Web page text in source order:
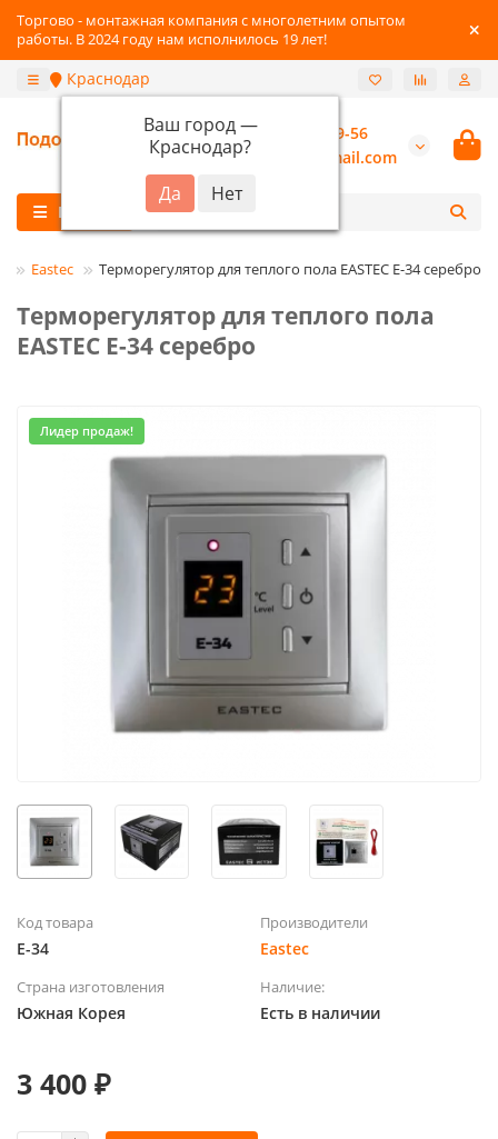
Торгово - монтажная компания с многолетним опытом
работы. В 2024 году нам исполнилось 19 лет!
Краснодар
Ваш город —
Краснодар?
+7 (800) 777-89-56
burannsk@gmail.com
Каталог
Eastec Терморегулятор для теплого пола EASTEC E-34 серебро
Терморегулятор для теплого пола
EASTEC E-34 серебро
Лидер продаж!
Код товара
E-34
Производители
Eastec
Страна изготовления
Южная Корея
Наличие:
Есть в наличии
3 400 ₽